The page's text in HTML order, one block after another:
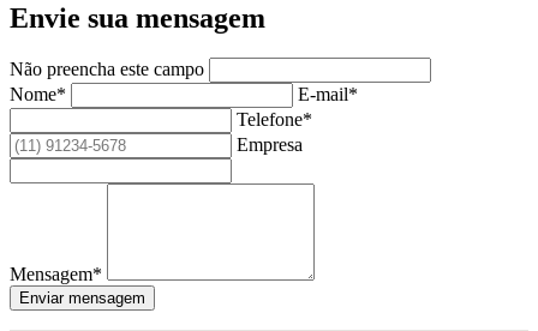
Envie sua mensagem
Não preencha este campo
Nome*
E-mail*
Telefone*
Empresa
Mensagem*
Enviar mensagem